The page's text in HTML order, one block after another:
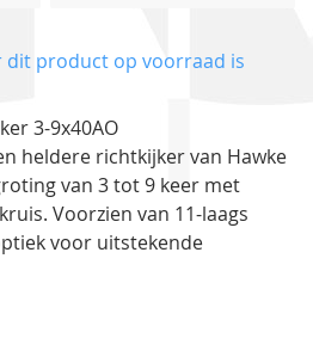
product op voorraad is
3-9x40AO
heldere richtkijker van Hawke
van 3 tot 9 keer met
Voorzien van 11-laags
voor uitstekende